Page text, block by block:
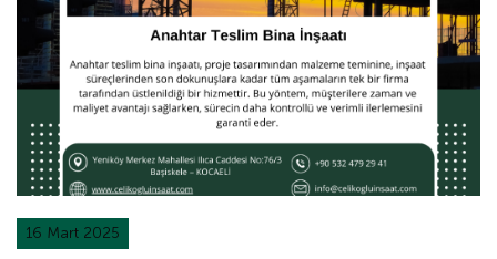
16 Mart 2025